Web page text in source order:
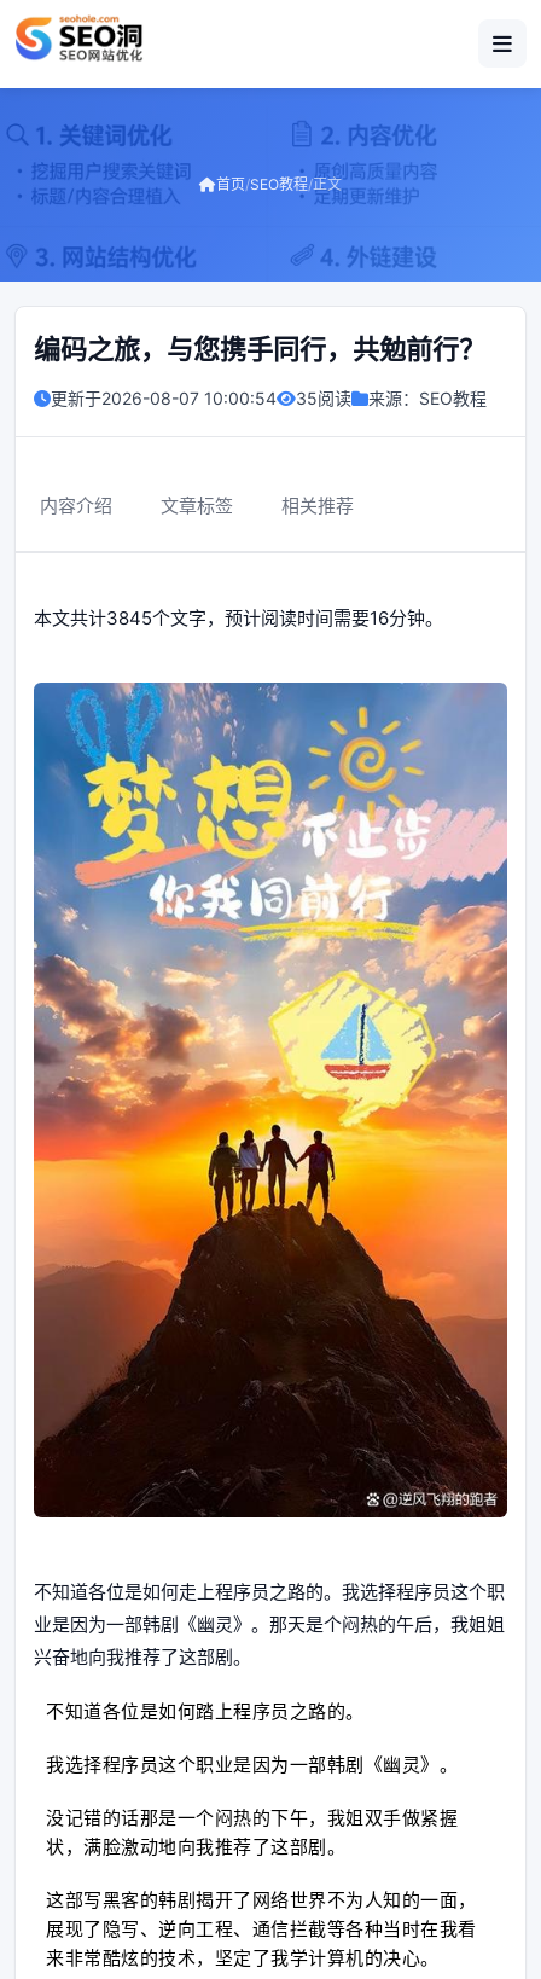
首页/SEO教程/正文
编码之旅，与您携手同行，共勉前行？
更新于2026-08-07 10:00:54 35阅读 来源： SEO教程
内容介绍 文章标签 相关推荐
本文共计3845个文字，预计阅读时间需要16分钟。
不知道各位是如何走上程序员之路的。我选择程序员这个职
业是因为一部韩剧《幽灵》。那天是个闷热的午后，我姐姐
兴奋地向我推荐了这部剧。
不知道各位是如何踏上程序员之路的。
我选择程序员这个职业是因为一部韩剧《幽灵》。
没记错的话那是一个闷热的下午，我姐双手做紧握
状，满脸激动地向我推荐了这部剧。
这部写黑客的韩剧揭开了网络世界不为人知的一面，
展现了隐写、逆向工程、通信拦截等各种当时在我看
来非常酷炫的技术，坚定了我学计算机的决心。